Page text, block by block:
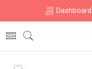
Dashboard